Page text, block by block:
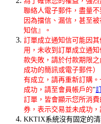
聯絡人電子郵件，盡量
因為擋信、漏信，甚至
知信』。
訂單成立通知信可能因
用，未收到訂單成立通
款失敗，請於付款期限
成功的簡訊或電子郵件
有成立，請再重新訂購
成功，請至會員帳戶的"
訂單，皆會顯示您所消
券，表示交易並未成功，
KKTIX系統沒有固定的